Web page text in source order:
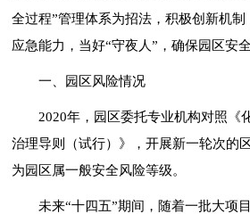
全过程”管理体系为招法，积极创新机
应急能力，当好“守夜人”，确保园区安
一、园区风险情况
2020年，园区委托专业机构对照《
治理导则（试行）》，开展新一轮次的
为园区属一般安全风险等级。
未来“十四五”期间，随着一批大项